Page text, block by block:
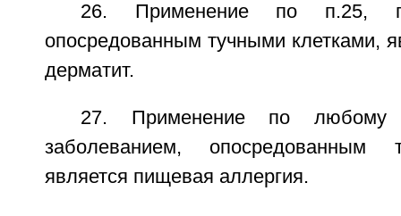
26. Применение по п.25,
опосредованным тучными клетками,
дерматит.
27. Применение по любому
заболеванием, опосредованным
является пищевая аллергия.